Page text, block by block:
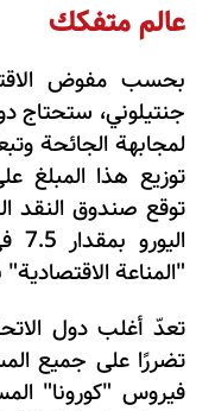
عالم متفكك
بحسب مفوض
لمجابهة الجائحة
توزيع هذا المبلغ
توقع صندوق النقد
"المناعة
تعدّ أغلب دول
تضررًا على جميع
فيروس "كورونا"